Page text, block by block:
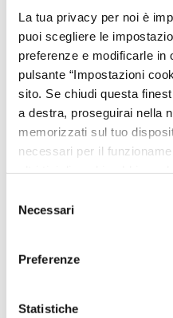
La tua privacy per noi è
puoi scegliere le
preferenze e modificarle in
pulsante “Impostazioni
sito. Se chiudi questa
a destra, proseguirai nella
memorizzati sul tuo
necessari per il
delNecessari
Preferenze
Statistiche
in località Vianova è
scuolaa 750 mt.
Dopo una giornata
visita gliantichi
medievali dove il
fermato, e un
tradizionaledel